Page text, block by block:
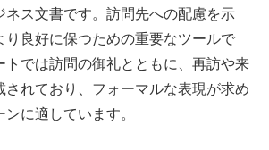
ネス文書です。訪問先への配慮を示
り良好に保つための重要なツールで
では訪問の御礼とともに、再訪や来
れており、フォーマルな表現が求め
に適しています。